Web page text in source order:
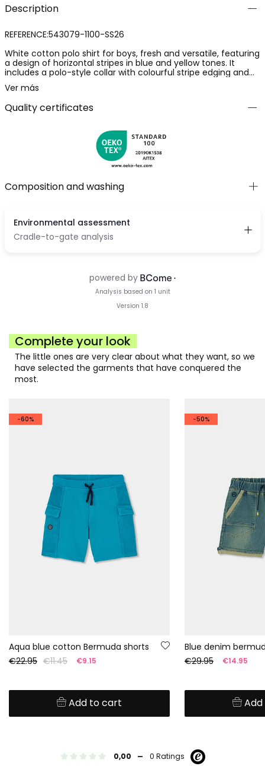
Description
REFERENCE:543079-1100-SS26
White cotton polo shirt for boys, fresh and versatile, featuring
a design of horizontal stripes in blue and yellow tones. It
includes a polo-style collar with colourful stripe edging and
an illustration of a sea creature. Ideal for ages 12 months to 10
years. Its cotton fabric ensures comfort for daily wear. The
colourful details make it a fun and easy to match garment.
Perfect for a casual style with shorts or jeans.
Ver más
Quality certificates
Composition and washing
Complete your look
The little ones are very clear about what they want, so we
have selected the garments that have conquered the
most.
-60%
Aqua blue cotton Bermuda shorts
€22.95 €11.45 €9.15
Add to cart
-50%
Blue denim
€29.95
€14.95
0,00 - 0 Ratings